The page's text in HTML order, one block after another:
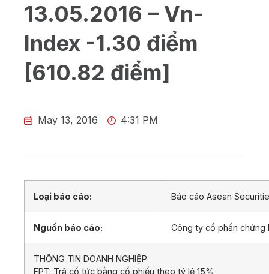
13.05.2016 – Vn-
Index -1.30 điểm
[610.82 điểm]
May 13, 2016 4:31 PM
Loại báo cáo: Báo cáo Asean
Nguồn báo cáo: Công ty cổ phần chứng
THÔNG TIN DOANH NGHIỆP
FPT: Trả cổ tức bằng cổ phiếu theo tỷ lệ 15%